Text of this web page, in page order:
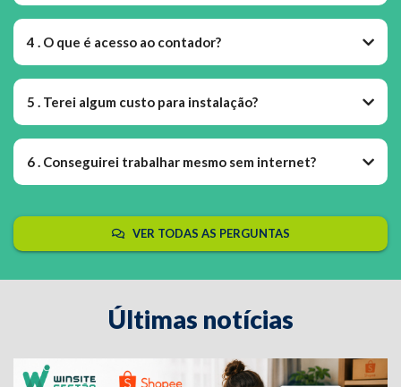
4 . O que é acesso ao contador?
5 . Terei algum custo para instalação?
6 . Conseguirei trabalhar mesmo sem internet?
VER TODAS AS PERGUNTAS
Últimas notícias